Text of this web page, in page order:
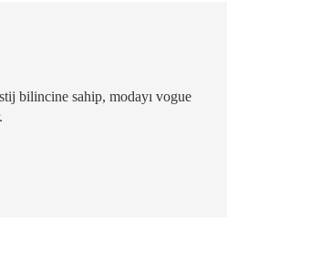
bilincine sahip, modayı vogue